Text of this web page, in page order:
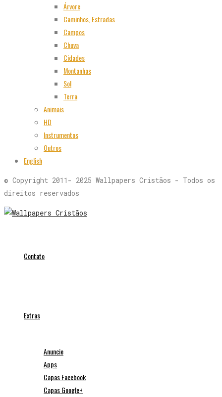
Árvore
Caminhos, Estradas
Campos
Chuva
Cidades
Montanhas
Sol
Terra
Animais
HD
Instrumentos
Outros
English
© Copyright 2011- 2025 Wallpapers Cristãos - Todos os
direitos reservados
Contato
Extras
Anuncie
Apps
Capas Facebook
Capas Google+